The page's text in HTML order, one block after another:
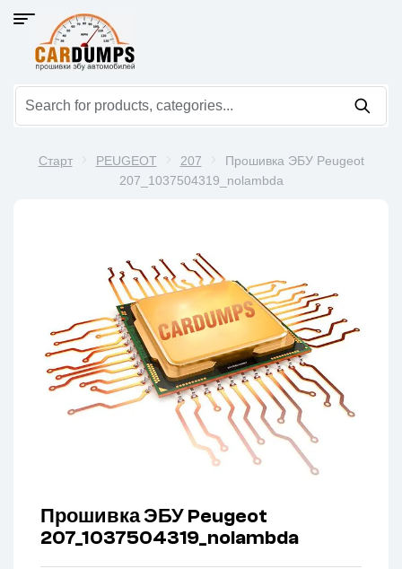
Старт PEUGEOT 207
Прошивка ЭБУ Peugeot
207_1037504319_nolambda
Прошивка ЭБУ Peugeot
207_1037504319_nolambda